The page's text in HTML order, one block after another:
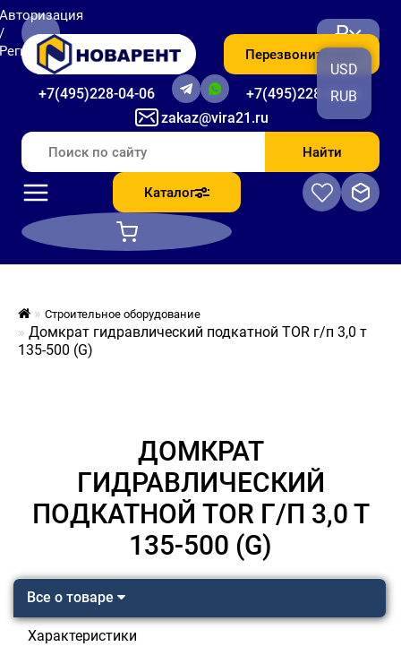
zakaz@vira21.ru
+7(495)228-04-06 +7(495)228-06-56
Перезвоните мне
₽
USD
RUB
Найти
Каталог
Строительное оборудование
Домкрат гидравлический подкатной TOR г/п 3,0 т
135-500 (G)
ДОМКРАТ
ГИДРАВЛИЧЕСКИЙ
ПОДКАТНОЙ TOR Г/П 3,0 Т
135-500 (G)
Все о товаре
Характеристики